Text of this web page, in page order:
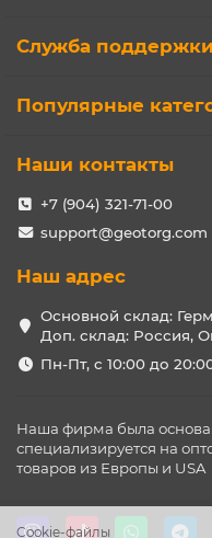
Cookie-файлы
Служба поддержки
Популярные
Наши контакты
+7 (904) 321-71-00
support@geotorg.com
Наш адрес
Основной склад:
Доп. склад: Россия,
Пн-Пт, с 10:00 до
Наша фирма была
специализируется на
товаров из Европы и USA